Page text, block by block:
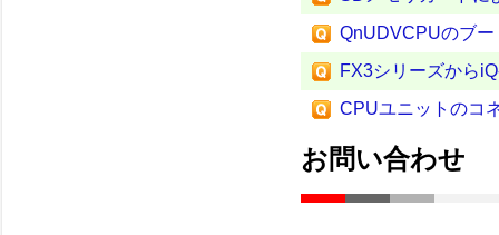
QnUDVCPUのブ
FX3シリーズから
CPUユニットのコ
お問い合わせ